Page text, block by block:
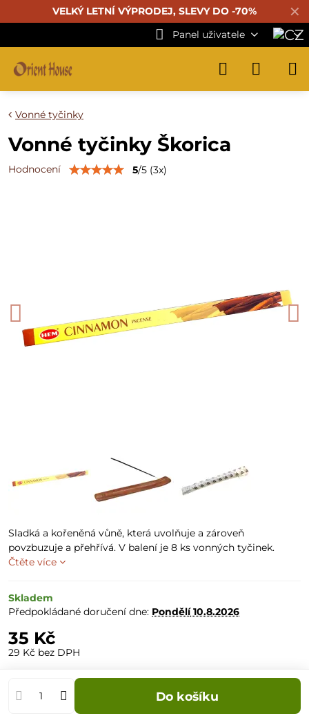
✕
VELKÝ LETNÍ VÝPRODEJ, SLEVY DO -70%
Panel uživatele
Vonné tyčinky
Vonné tyčinky Škorica
Hodnocení 5/5 (3x)
Sladká a kořeněná vůně, která uvolňuje a zároveň
povzbuzuje a přehřívá. V balení je 8 ks vonných tyčinek.
Čtěte více
Skladem
Předpokládané doručení dne: Pondělí10.8.2026
35 Kč
29 Kč bez DPH
Do košíku